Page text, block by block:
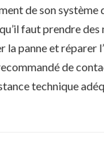
de son système
faut prendre
panne et réparer
de
technique